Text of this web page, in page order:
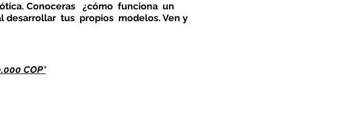
Conoceras ¿cómo funciona un
desarrollar tus propios modelos. Ven y
COP*